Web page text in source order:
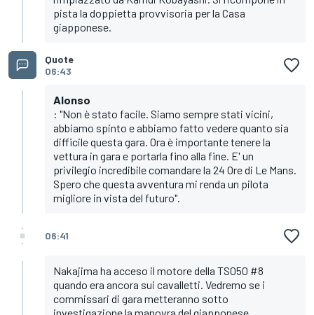
pista la doppietta provvisoria per la Casa
giapponese.
Quote
06:43
Alonso
: "Non è stato facile. Siamo sempre stati vicini,
abbiamo spinto e abbiamo fatto vedere quanto sia
difficile questa gara. Ora è importante tenere la
vettura in gara e portarla fino alla fine. E' un
privilegio incredibile comandare la 24 Ore di Le Mans.
Spero che questa avventura mi renda un pilota
migliore in vista del futuro".
06:41
Nakajima ha acceso il motore della TS050 #8
quando era ancora sui cavalletti. Vedremo se i
commissari di gara metteranno sotto